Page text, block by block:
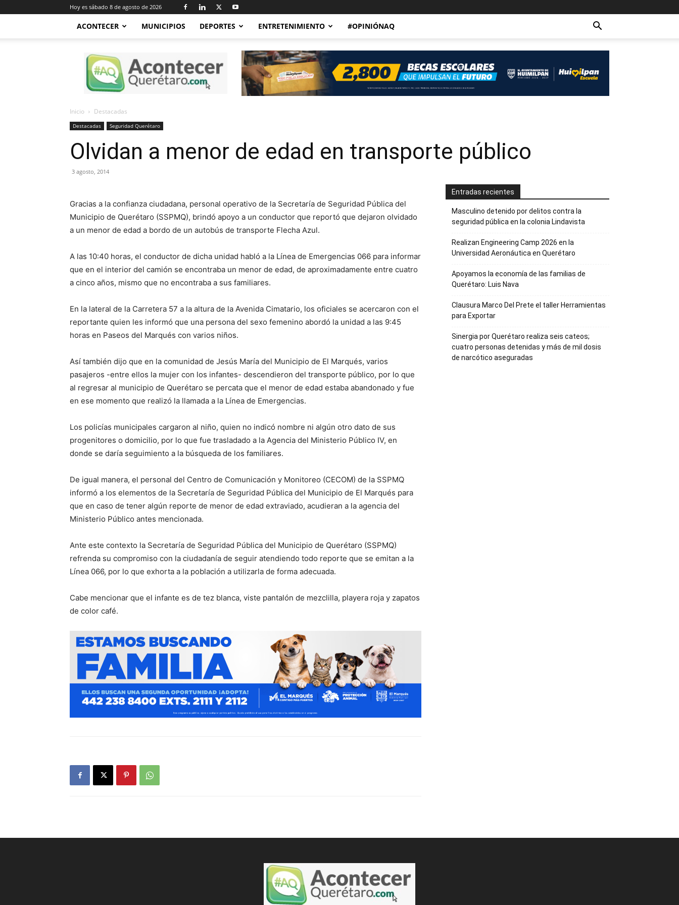
Hoy es sábado 8 de agosto de 2026
ACONTECER MUNICIPIOS DEPORTES ENTRETENIMIENTO #OPINIÓNAQ
Acontecer
Querétaro
Inicio Destacadas
Destacadas Seguridad Querétaro
Olvidan a menor de edad en transporte público
3 agosto, 2014
Gracias a la confianza ciudadana, personal operativo de la Secretaría de Seguridad Pública del
Municipio de Querétaro (SSPMQ), brindó apoyo a un conductor que reportó que dejaron olvidado
a un menor de edad a bordo de un autobús de transporte Flecha Azul.
A las 10:40 horas, el conductor de dicha unidad habló a la Línea de Emergencias 066 para informar
que en el interior del camión se encontraba un menor de edad, de aproximadamente entre cuatro
a cinco años, mismo que no encontraba a sus familiares.
En la lateral de la Carretera 57 a la altura de la Avenida Cimatario, los oficiales se acercaron con el
reportante quien les informó que una persona del sexo femenino abordó la unidad a las 9:45
horas en Paseos del Marqués con varios niños.
Así también dijo que en la comunidad de Jesús María del Municipio de El Marqués, varios
pasajeros -entre ellos la mujer con los infantes- descendieron del transporte público, por lo que
al regresar al municipio de Querétaro se percata que el menor de edad estaba abandonado y fue
en ese momento que realizó la llamada a la Línea de Emergencias.
Los policías municipales cargaron al niño, quien no indicó nombre ni algún otro dato de sus
progenitores o domicilio, por lo que fue trasladado a la Agencia del Ministerio Público IV, en
donde se daría seguimiento a la búsqueda de los familiares.
De igual manera, el personal del Centro de Comunicación y Monitoreo (CECOM) de la SSPMQ
informó a los elementos de la Secretaría de Seguridad Pública del Municipio de El Marqués para
que en caso de tener algún reporte de menor de edad extraviado, acudieran a la agencia del
Ministerio Público antes mencionada.
Ante este contexto la Secretaría de Seguridad Pública del Municipio de Querétaro (SSPMQ)
refrenda su compromiso con la ciudadanía de seguir atendiendo todo reporte que se emitan a la
Línea 066, por lo que exhorta a la población a utilizarla de forma adecuada.
Cabe mencionar que el infante es de tez blanca, viste pantalón de mezclilla, playera roja y zapatos
de color café.
Entradas recientes
Masculino detenido por delitos contra la
seguridad pública en la colonia Lindavista
Realizan Engineering Camp 2026 en la
Universidad Aeronáutica en Querétaro
Apoyamos la economía de las familias de
Querétaro: Luis Nava
Clausura Marco Del Prete el taller Herramientas
para Exportar
Sinergia por Querétaro realiza seis cateos;
cuatro personas detenidas y más de mil dosis
de narcótico aseguradas